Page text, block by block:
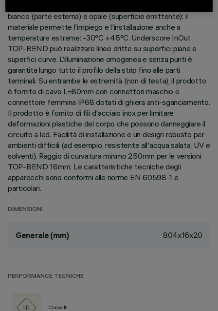
bianco (parte esterna) e opale (superficie emittente): il
materiale permette l'impiego e l'installazione anche a
temperature estreme: -30°C +45°C. Underscore InOut
TOP-BEND può realizzare linee dritte su superfici piane e
superfici curve. L’illuminazione omogenea e senza punti è
garantita lungo tutto il profilo della strip fino alle parti
terminali. Su entrambe le estremità (non di testa), il prodotto
è fornito di cavo L=80mm con connettori maschio e
connettore femmina IP68 dotati di ghiera anti-sganciamento.
Il prodotto è fornito di fili d'acciaio inox per limitare
deformazioni plastiche del corpo che possono danneggiare il
circuito a led. Facilità di installazione e un design robusto per
ambienti difficili (ad esempio, resistente all'acqua salata, UV e
solventi). Raggio di curvatura minimo 250mm per le versioni
TOP-BEND 16mm. Le caratteristiche tecniche degli
apparecchi sono conformi alle norme EN 60598-1 e
particolari.
DIMENSIONI
Generale (mm) 804x16x20
PERFORMANCE TECNICHE
Classe III